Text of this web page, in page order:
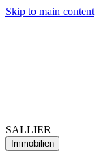
Skip to main content
SALLIER
Immobilien